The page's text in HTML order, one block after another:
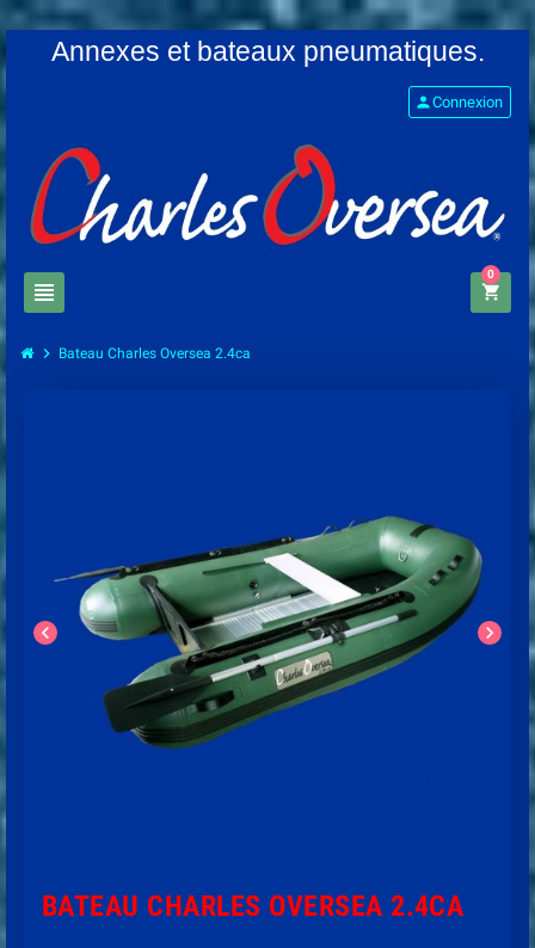
Annexes et bateaux pneumatiques.
view_headline
personConnexion
shopping_cart
0
chevron_right Bateau Charles Oversea 2.4ca
chevron_left chevron_right
BATEAU CHARLES OVERSEA 2.4CA